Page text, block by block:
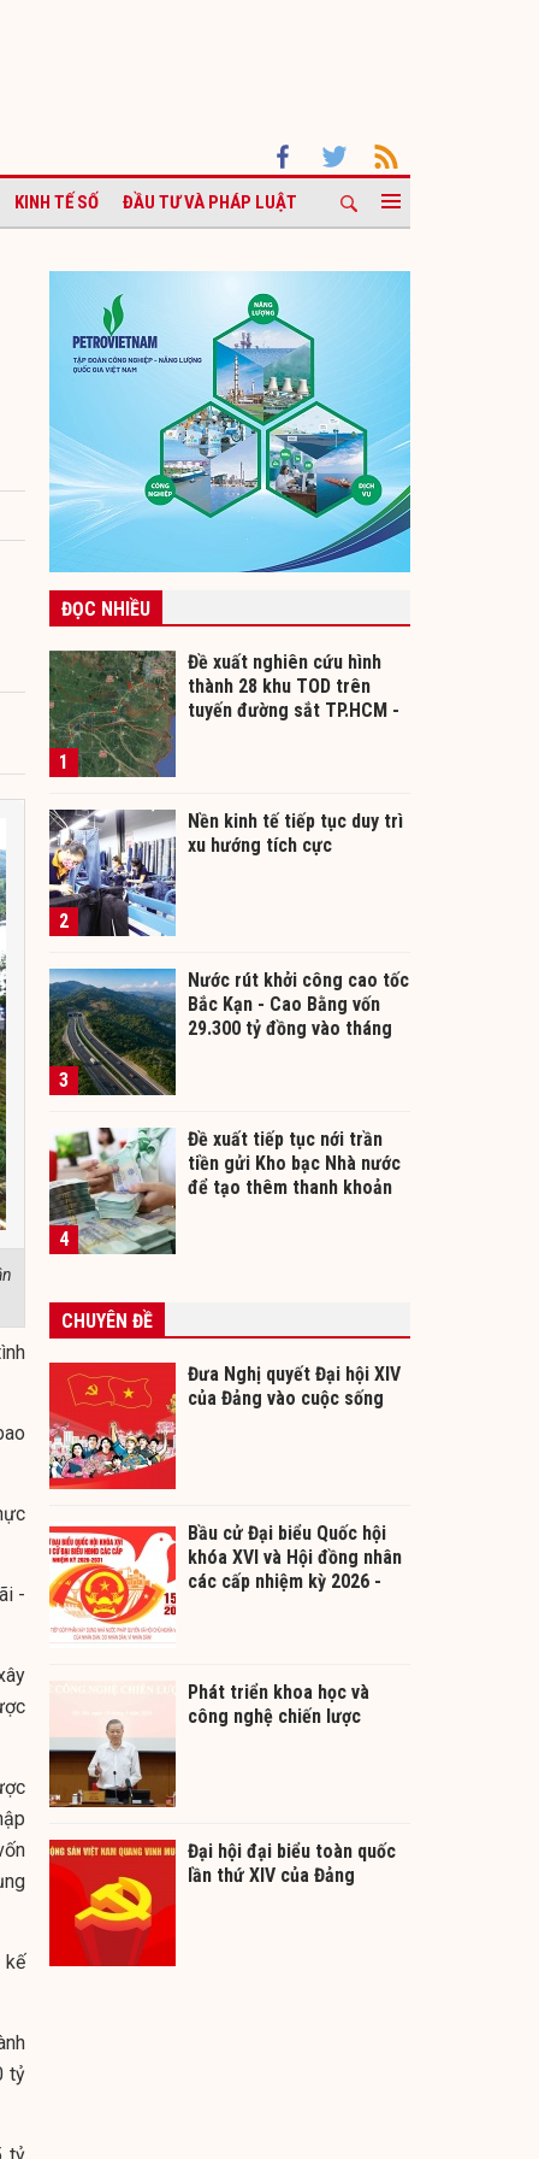
KINH TẾ SỐ ĐẦU TƯ VÀ PHÁP LUẬT
-
kế
tỷ
ĐỌC NHIỀU
1
Đề xuất nghiên cứu hình
thành 28 khu TOD trên
tuyến đường sắt TP.HCM -
2
Nền kinh tế tiếp tục duy trì
xu hướng tích cực
3
Nước rút khởi công cao tốc
Bắc Kạn - Cao Bằng vốn
29.300 tỷ đồng vào tháng
4
Đề xuất tiếp tục nới trần
tiền gửi Kho bạc Nhà nước
để tạo thêm thanh khoản
CHUYÊN ĐỀ
Đưa Nghị quyết Đại hội XIV
của Đảng vào cuộc sống
Bầu cử Đại biểu Quốc hội
khóa XVI và Hội đồng nhân
các cấp nhiệm kỳ 2026 -
Phát triển khoa học và
công nghệ chiến lược
Đại hội đại biểu toàn quốc
lần thứ XIV của Đảng